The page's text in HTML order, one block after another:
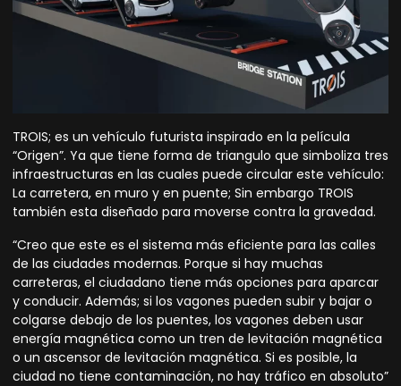
TROIS; es un vehículo futurista inspirado en la película
“Origen”. Ya que tiene forma de triangulo que simboliza tres
infraestructuras en las cuales puede circular este vehículo:
La carretera, en muro y en puente; Sin embargo TROIS
también esta diseñado para moverse contra la gravedad.
“Creo que este es el sistema más eficiente para las calles
de las ciudades modernas. Porque si hay muchas
carreteras, el ciudadano tiene más opciones para aparcar
y conducir. Además; si los vagones pueden subir y bajar o
colgarse debajo de los puentes, los vagones deben usar
energía magnética como un tren de levitación magnética
o un ascensor de levitación magnética. Si es posible, la
ciudad no tiene contaminación, no hay tráfico en absoluto”